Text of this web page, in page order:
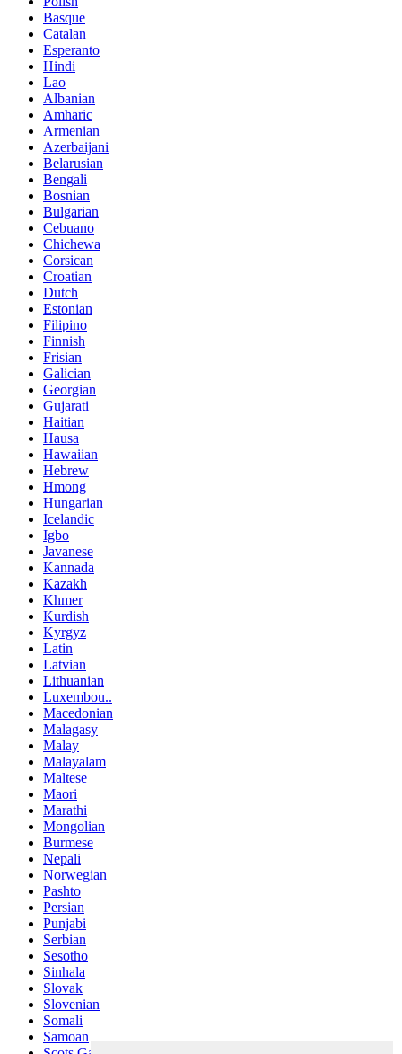
Basque
Catalan
Esperanto
Hindi
Lao
Albanian
Amharic
Armenian
Azerbaijani
Belarusian
Bengali
Bosnian
Bulgarian
Cebuano
Chichewa
Corsican
Croatian
Dutch
Estonian
Filipino
Finnish
Frisian
Galician
Georgian
Gujarati
Haitian
Hausa
Hawaiian
Hebrew
Hmong
Hungarian
Icelandic
Igbo
Javanese
Kannada
Kazakh
Khmer
Kurdish
Kyrgyz
Latin
Latvian
Lithuanian
Luxembou..
Macedonian
Malagasy
Malay
Malayalam
Maltese
Maori
Marathi
Mongolian
Burmese
Nepali
Norwegian
Pashto
Persian
Punjabi
Serbian
Sesotho
Sinhala
Slovak
Slovenian
Somali
Samoan